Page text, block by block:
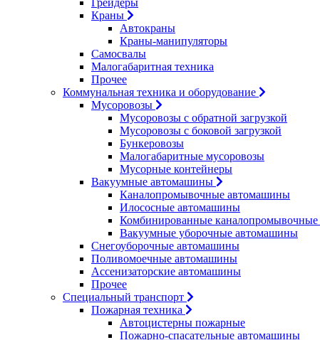
Грейдеры
Краны
Автокраны
Краны-манипуляторы
Самосвалы
Малогабаритная техника
Прочее
Коммунальная техника и оборудование
Мусоровозы
Мусоровозы с обратной загрузкой
Мусоровозы с боковой загрузкой
Бункеровозы
Малогабаритные мусоровозы
Мусорные контейнеры
Вакуумные автомашины
Каналопромывочные автомашины
Илососные автомашины
Комбинированные
Вакуумные уборочные автомашины
Снегоуборочные автомашины
Поливомоечные автомашины
Ассенизаторские автомашины
Прочее
Специальный транспорт
Пожарная техника
Автоцистерны пожарные
Пожарно-спасательные автомашины